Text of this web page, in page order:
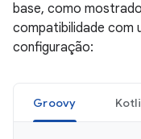
base, como
compatibilidade com
configuração:
Groovy